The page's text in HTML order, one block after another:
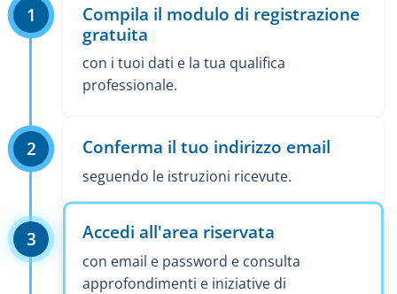
1
Compila il modulo di registrazione
gratuita
con i tuoi dati e la tua qualifica
professionale.
2 Conferma il tuo indirizzo email
seguendo le istruzioni ricevute.
3 Accedi all'area riservata
con email e password e consulta
approfondimenti e iniziative di